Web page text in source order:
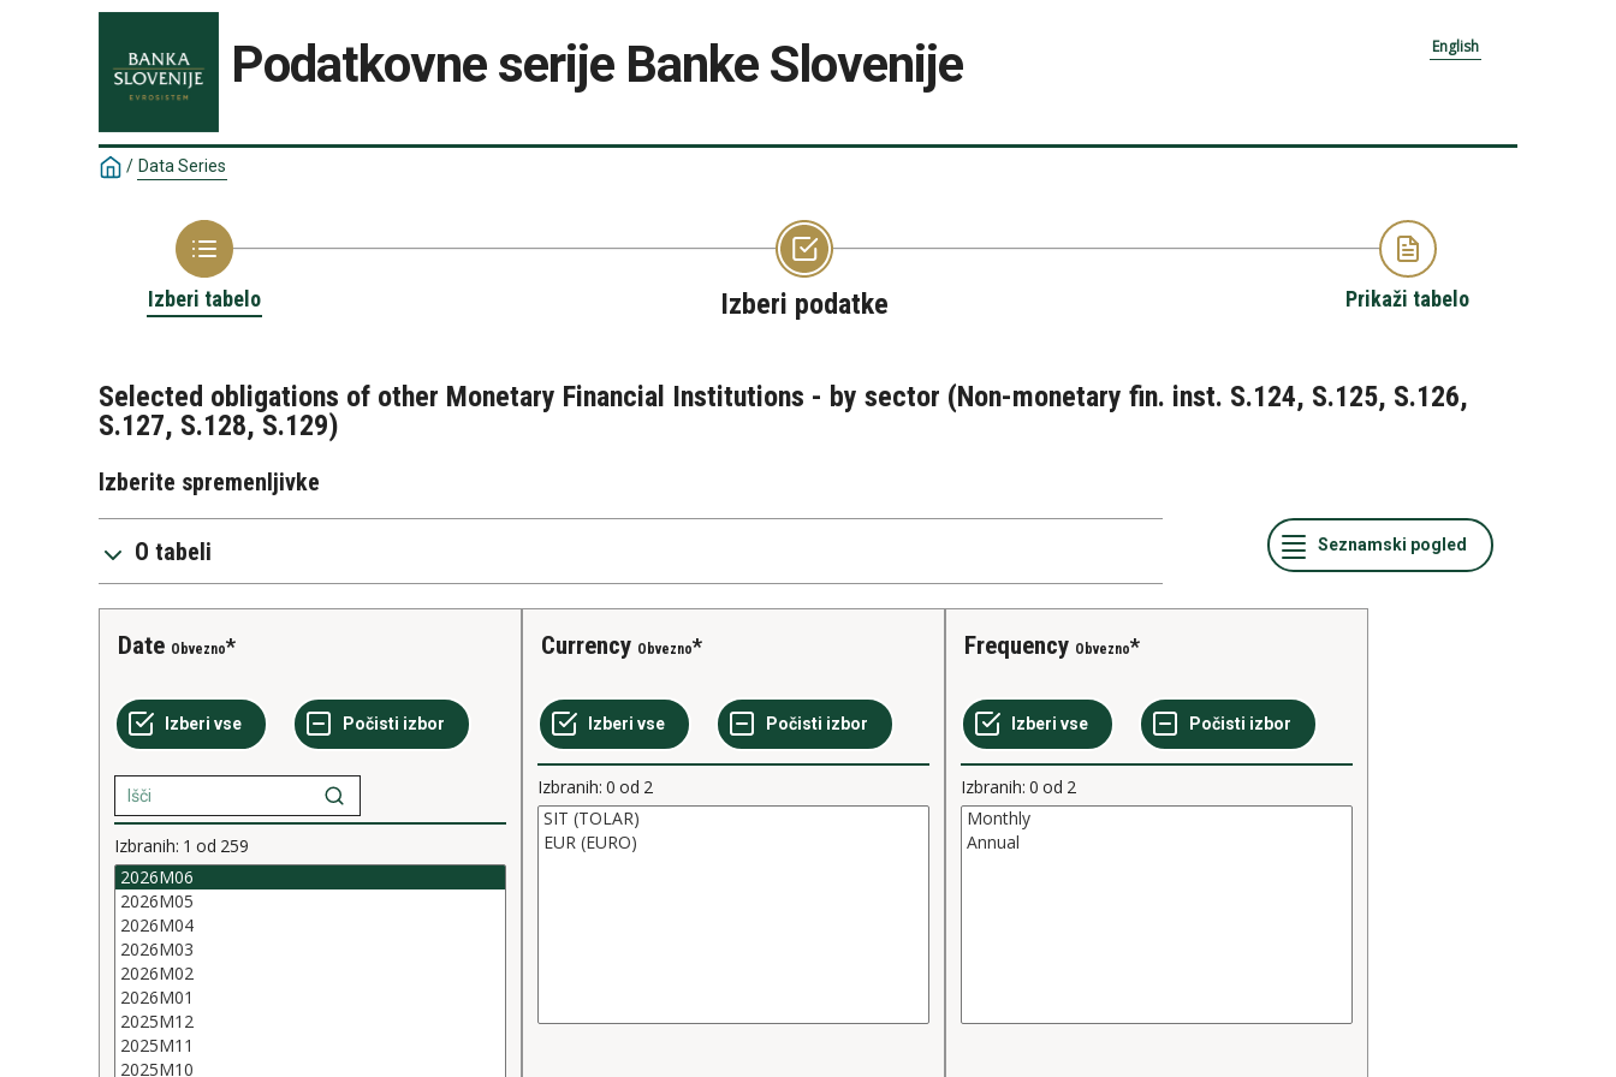
Podatkovne serije Banke Slovenije English
/ Data Series
Izberi tabelo Izberi podatke Prikaži tabelo
Selected obligations of other Monetary Financial Institutions - by sector (Non-monetary fin. inst. S.124, S.125, S.126,
S.127, S.128, S.129)
Izberite spremenljivke
O tabeli
Date Obvezno
Izbranih: 1 od 259
Currency Obvezno
Izbranih: 0 od 2
Frequency Obvezno
Izbranih: 0 od 2